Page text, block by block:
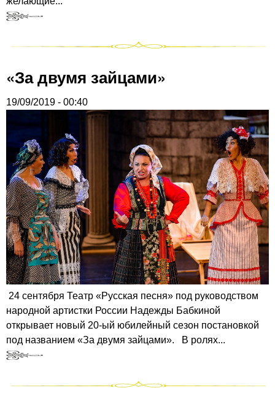
«За двумя зайцами»
19/09/2019 - 00:40
24 сентября Театр «Русская песня» под руководством
народной артистки России Надежды Бабкиной
открывает новый 20-ый юбилейный сезон постановкой
под названием «За двумя зайцами». В ролях...